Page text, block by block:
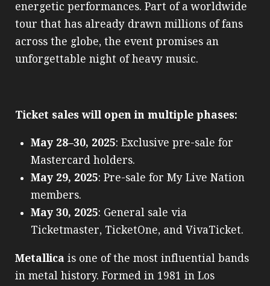
energetic performances. Part of a worldwide
tour that has already drawn millions of fans
across the globe, the event promises an
unforgettable night of heavy music.
Ticket sales will open in multiple phases:
May 28–30, 2025: Exclusive pre-sale for
Mastercard holders.
May 29, 2025: Pre-sale for My Live Nation
members.
May 30, 2025: General sale via
Ticketmaster, TicketOne, and VivaTicket.
Metallica is one of the most influential bands
in metal history. Formed in 1981 in Los